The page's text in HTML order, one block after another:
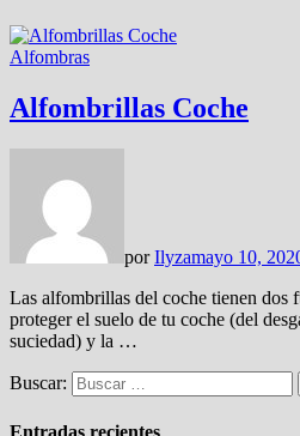
Alfombras
Alfombrillas Coche
porIlyzamayo 10,
Las alfombrillas del coche tienen dos
proteger el suelo de tu coche (del
suciedad) y la …
Buscar:
Entradas recientes